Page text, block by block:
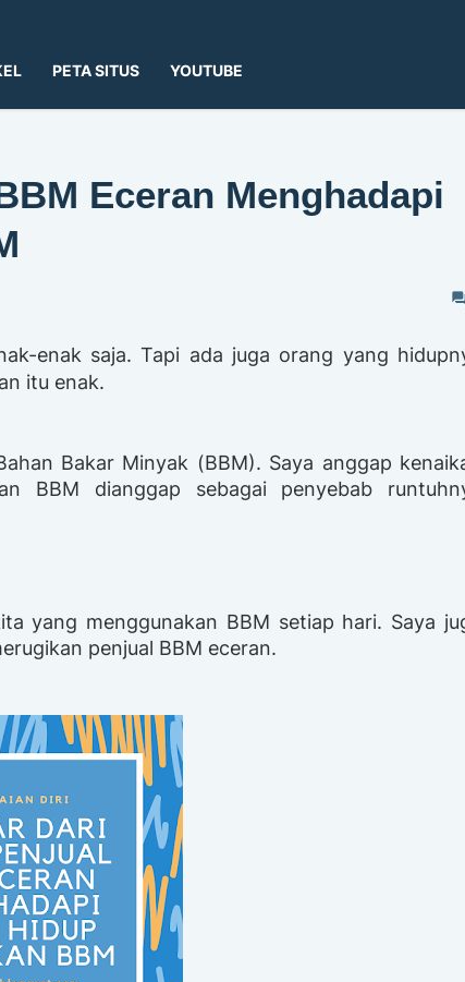
PETA SITUS YOUTUBE
Eceran Menghadapi
enak saja. Tapi ada juga orang yang
itu enak.
Bakar Minyak (BBM). Saya anggap
BBM dianggap sebagai penyebab
yang menggunakan BBM setiap hari. Saya
penjual BBM eceran.